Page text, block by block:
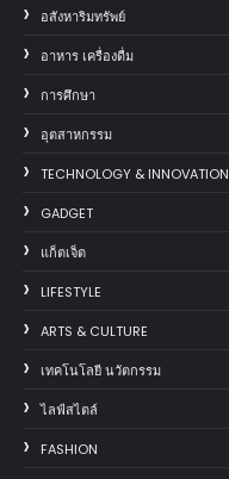
อสังหาริมทรัพย์
อาหาร เครื่องดื่ม
การศึกษา
อุตสาหกรรม
TECHNOLOGY & INNOVATION
GADGET
แก็ตเจ็ต
LIFESTYLE
ARTS & CULTURE
เทคโนโลยี นวัตกรรม
ไลฟ์สไตล์
FASHION